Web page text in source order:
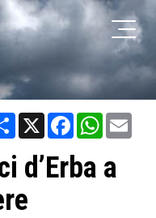
Share X Facebook
d’Erba a